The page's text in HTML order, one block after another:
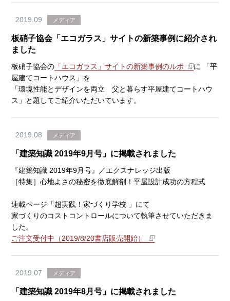
2019.09 メディア
板硝子協会「エコガラス」サイトの新築事例に紹介され
ました
板硝子協会の 「エコガラス」サイトの新築事例のルポ
に 「平
屋建てコートハウス」を
「環境性能とデザインを両立 父と暮らす平屋建てコートハウ
ス」と題してご紹介いただいています。
2019.08 メディア
「建築知識 2019年9月号」に掲載されました
『建築知識 2019年9月号』／エクスナレッジ出版
［特集］心地よさの秘密を徹底解剖！平屋設計成功の方程式
連載ページ「超実践！家づくり学校 」にて
家づくりのコストコントロールについて執筆させていただきま
した。
ご注文受付中（2019/8/20書店販売開始）
2019.07 メディア
「建築知識 2019年8月号」に掲載されました